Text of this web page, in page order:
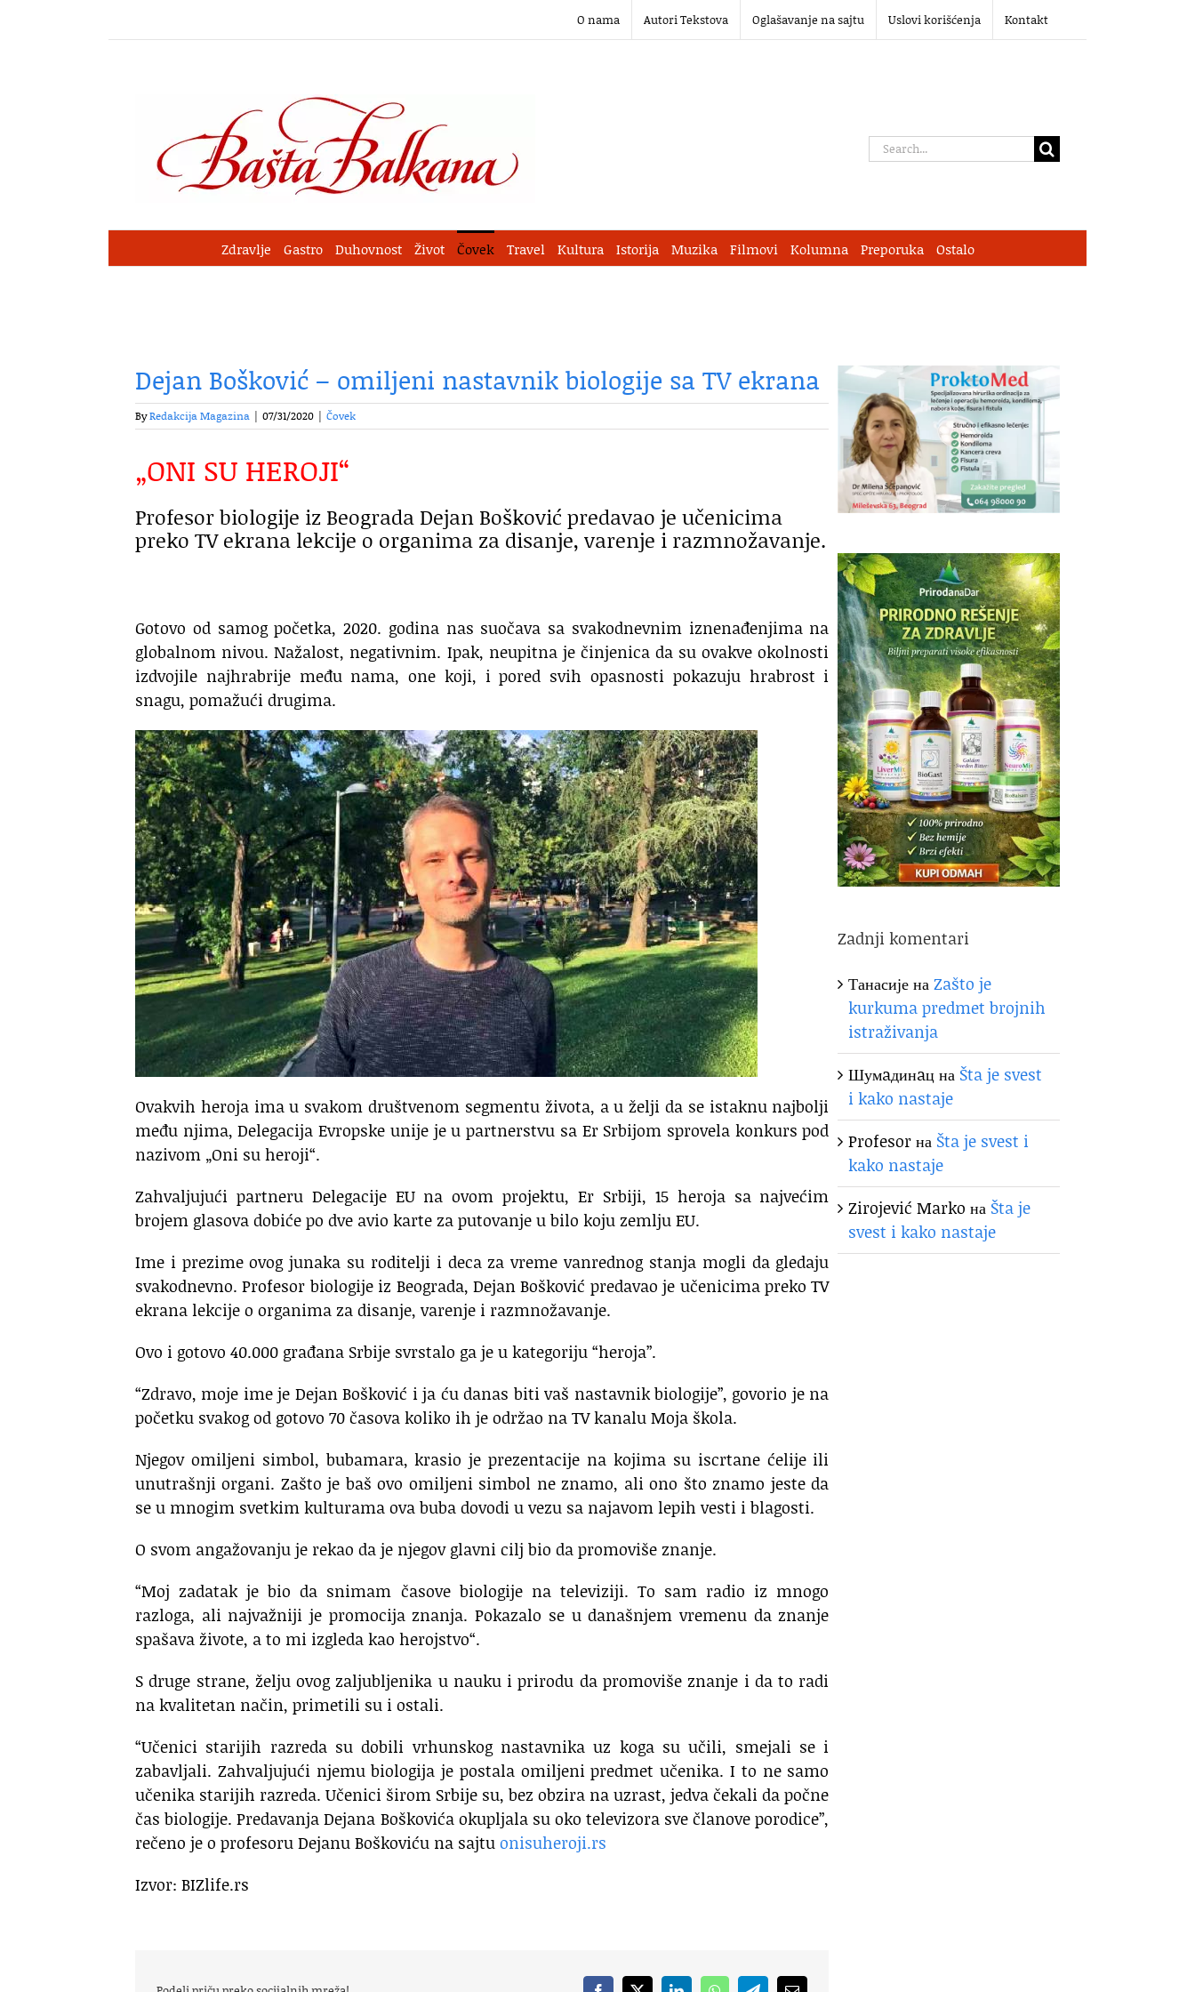
O nama Autori Tekstova Oglašavanje na sajtu Uslovi korišćenja Kontakt
Search
Zdravlje Gastro Duhovnost Život Čovek Travel Kultura Istorija Muzika Filmovi Kolumna Preporuka Ostalo
Dejan Bošković – omiljeni nastavnik biologije sa TV ekrana
ByRedakcija Magazina | 07/31/2020 | Čovek
„ONI SU HEROJI“
Profesor biologije iz Beograda Dejan Bošković predavao je učenicima
preko TV ekrana lekcije o organima za disanje, varenje i razmnožavanje.
Gotovo od samog početka, 2020. godina nas suočava sa svakodnevnim iznenađenjima na
globalnom nivou. Nažalost, negativnim. Ipak, neupitna je činjenica da su ovakve okolnosti
izdvojile najhrabrije među nama, one koji, i pored svih opasnosti pokazuju hrabrost i
snagu, pomažući drugima.
Ovakvih heroja ima u svakom društvenom segmentu života, a u želji da se istaknu najbolji
među njima, Delegacija Evropske unije je u partnerstvu sa Er Srbijom sprovela konkurs pod
nazivom „Oni su heroji“.
Zahvaljujući partneru Delegacije EU na ovom projektu, Er Srbiji, 15 heroja sa najvećim
brojem glasova dobiće po dve avio karte za putovanje u bilo koju zemlju EU.
Ime i prezime ovog junaka su roditelji i deca za vreme vanrednog stanja mogli da gledaju
svakodnevno. Profesor biologije iz Beograda, Dejan Bošković predavao je učenicima preko TV
ekrana lekcije o organima za disanje, varenje i razmnožavanje.
Ovo i gotovo 40.000 građana Srbije svrstalo ga je u kategoriju “heroja”.
“Zdravo, moje ime je Dejan Bošković i ja ću danas biti vaš nastavnik biologije”, govorio je na
početku svakog od gotovo 70 časova koliko ih je održao na TV kanalu Moja škola.
Njegov omiljeni simbol, bubamara, krasio je prezentacije na kojima su iscrtane ćelije ili
unutrašnji organi. Zašto je baš ovo omiljeni simbol ne znamo, ali ono što znamo jeste da
se u mnogim svetkim kulturama ova buba dovodi u vezu sa najavom lepih vesti i blagosti.
O svom angažovanju je rekao da je njegov glavni cilj bio da promoviše znanje.
“Moj zadatak je bio da snimam časove biologije na televiziji. To sam radio iz mnogo
razloga, ali najvažniji je promocija znanja. Pokazalo se u današnjem vremenu da znanje
spašava živote, a to mi izgleda kao herojstvo“.
S druge strane, želju ovog zaljubljenika u nauku i prirodu da promoviše znanje i da to radi
na kvalitetan način, primetili su i ostali.
“Učenici starijih razreda su dobili vrhunskog nastavnika uz koga su učili, smejali se i
zabavljali. Zahvaljujući njemu biologija je postala omiljeni predmet učenika. I to ne samo
učenika starijih razreda. Učenici širom Srbije su, bez obzira na uzrast, jedva čekali da počne
čas biologije. Predavanja Dejana Boškovića okupljala su oko televizora sve članove porodice”,
rečeno je o profesoru Dejanu Boškoviću na sajtuonisuheroji.rs
Izvor: BIZlife.rs
Zadnji komentari
ТанасијенаZašto je
kurkuma predmet brojnih
istraživanja
Шумaдинaцна Šta je svest
i kako nastaje
Profesorна Šta je svest i
kako nastaje
Zirojević Marko на Šta je
svest i kako nastaje